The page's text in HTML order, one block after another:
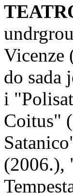
Vicenze
do
i
Coitus"
(2006.),